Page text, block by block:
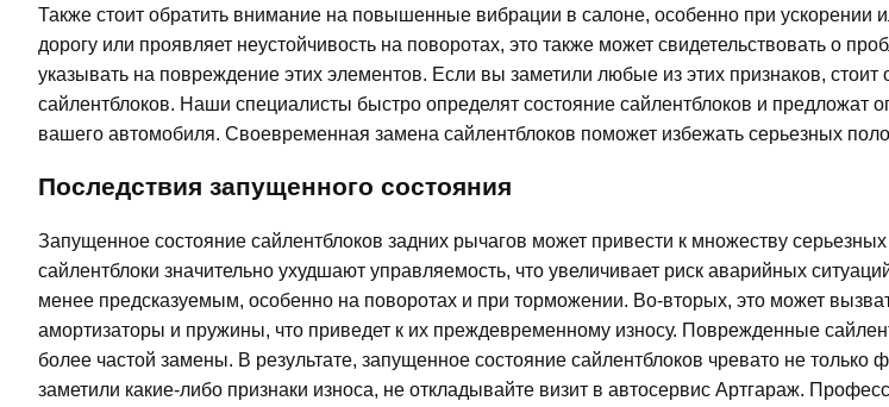
Также стоит обратить внимание на повышенные вибрации в салоне, особенно при
дорогу или проявляет неустойчивость на поворотах, это также может свидетельствовать о
указывать на повреждение этих элементов. Если вы заметили любые из этих признаков,
сайлентблоков. Наши специалисты быстро определят состояние сайлентблоков и
вашего автомобиля. Своевременная замена сайлентблоков поможет избежать серьезных
Последствия запущенного состояния
Запущенное состояние сайлентблоков задних рычагов может привести к множеству
сайлентблоки значительно ухудшают управляемость, что увеличивает риск аварийных
менее предсказуемым, особенно на поворотах и при торможении. Во-вторых, это может
амортизаторы и пружины, что приведет к их преждевременному износу. Поврежденные
более частой замены. В результате, запущенное состояние сайлентблоков чревато не
заметили какие-либо признаки износа, не откладывайте визит в автосервис Артгараж.